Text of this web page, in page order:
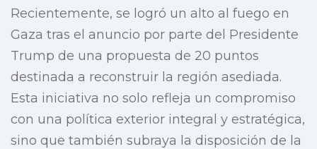
Recientemente, se logró un alto al fuego en
Gaza tras el anuncio por parte del Presidente
Trump de una propuesta de 20 puntos
destinada a reconstruir la región asediada.
Esta iniciativa no solo refleja un compromiso
con una política exterior integral y estratégica,
sino que también subraya la disposición de la